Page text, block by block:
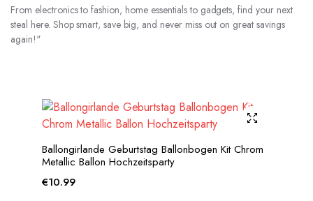
From electronics to fashion, home essentials to gadgets, find your next
steal here. Shop smart, save big, and never miss out on great savings
again!"
Ballongirlande Geburtstag Ballonbogen Kit Chrom
Metallic Ballon Hochzeitsparty
€10.99